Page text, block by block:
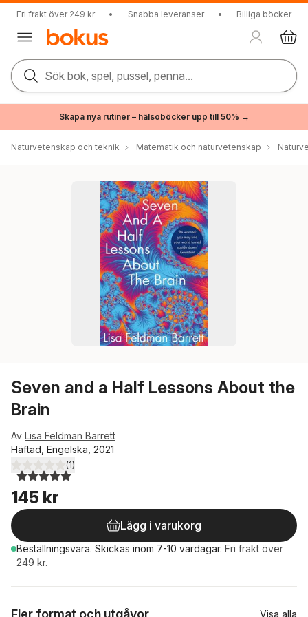
Fri frakt över 249 kr • Snabba leveranser • Billiga böcker
Sök bok, spel, pussel, penna...
Skapa nya rutiner – hälsoböcker upp till 50% →
Naturvetenskap och teknik Matematik och naturvetenskap
Seven and a Half Lessons About the
Brain
Av Lisa Feldman Barrett
Häftad, Engelska, 2021
5,0utav 5 stjärnor. Totalt antal röster:
(1)
145 kr
Lägg i varukorg
Beställningsvara. Skickas inom 7-10 vardagar. Fri frakt över
249 kr.
Fler format och utgåvor Visa alla